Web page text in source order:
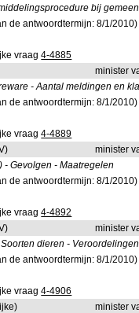
bij
de antwoordtermijn: 8/1/2010)
vraag4-4885
minister
- Aantal meldingen en
de antwoordtermijn: 8/1/2010)
vraag4-4889
minister
- Gevolgen - Maatregelen
de antwoordtermijn: 8/1/2010)
vraag4-4892
minister
dieren - Veroordelingen
de antwoordtermijn: 8/1/2010)
vraag4-4906
minister